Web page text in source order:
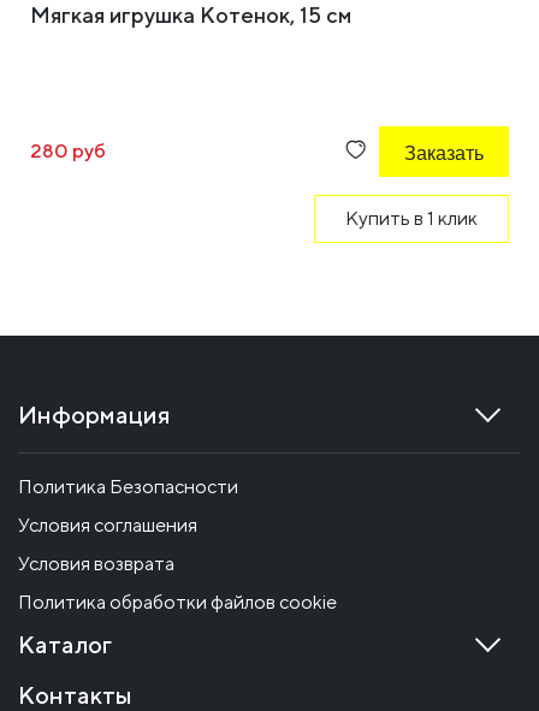
Мягкая игрушка Котенок, 15 см
280 руб Заказать
Купить в 1 клик
Информация
Политика Безопасности
Условия соглашения
Условия возврата
Политика обработки файлов cookie
Каталог
Контакты